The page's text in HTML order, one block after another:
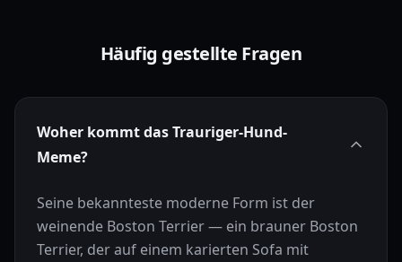
Häufig gestellte Fragen
Woher kommt das Trauriger-Hund-
Meme?
Seine bekannteste moderne Form ist der
weinende Boston Terrier — ein brauner Boston
Terrier, der auf einem karierten Sofa mit